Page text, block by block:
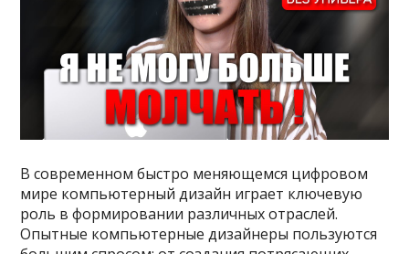
В современном быстро меняющемся цифровом
мире компьютерный дизайн играет ключевую
роль в формировании различных отраслей.
Опытные компьютерные дизайнеры пользуются